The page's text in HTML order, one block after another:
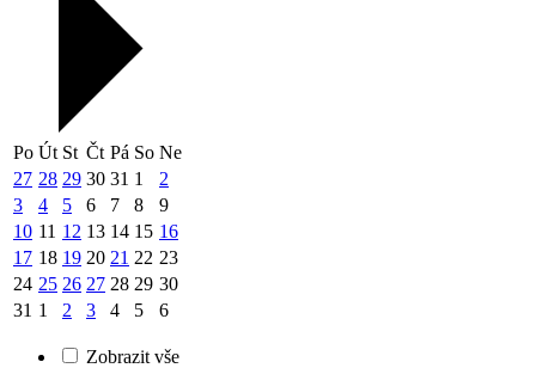
Po Út St Čt Pá So Ne
27 28 29 30 31 1
2
3
4 5 6 7 8
9
10 11 12 13 14 15 16
17 18 19 20 21 22 23
24 25 26 27 28 29 30
31 1 2 3 4 5 6
Zobrazit vše